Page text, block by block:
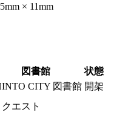
× 11mm
図書館
状態
CITY 図書館 開架
エスト